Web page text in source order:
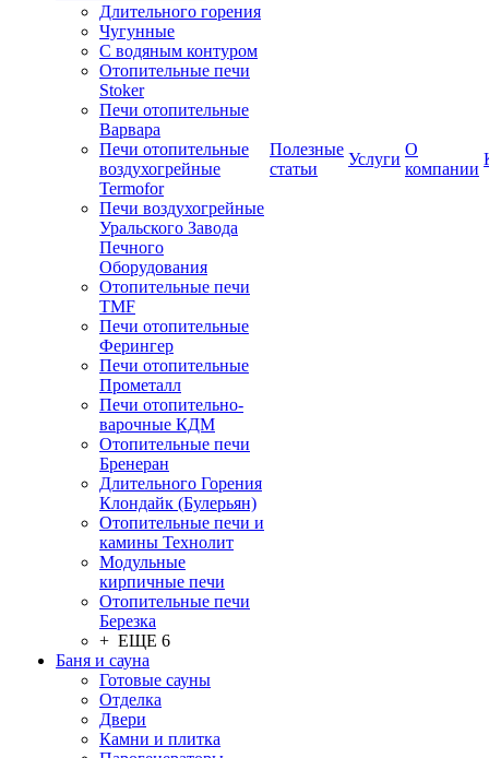
Длительного горения
Чугунные
C водяным контуром
Отопительные печи
Stoker
Печи отопительные
Варвара
Печи отопительные
воздухогрейные
Termofor
Печи воздухогрейные
Уральского Завода
Печного
Оборудования
Отопительные печи
TMF
Печи отопительные
Ферингер
Печи отопительные
Прометалл
Печи отопительно-
варочные КДМ
Отопительные печи
Бренеран
Длительного Горения
Клондайк (Булерьян)
Отопительные печи и
камины Технолит
Модульные
кирпичные печи
Отопительные печи
Березка
+ ЕЩЕ 6
Баня и сауна
Готовые сауны
Отделка
Двери
Камни и плитка
Полезные
статьи
Услуги
О
компании